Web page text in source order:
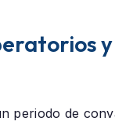
y
periodo de